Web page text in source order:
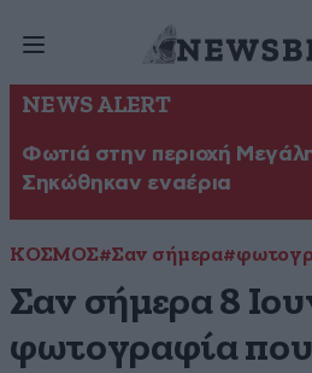
NEWS ALERT
Φωτιά στην περιοχή
Σηκώθηκαν εναέρια
ΚΟΣΜΟΣ#Σαν σήμερα
Σαν σήμερα 8
φωτογραφία